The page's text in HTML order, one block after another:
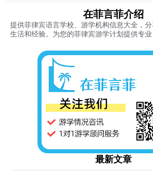
在菲言菲介绍
提供菲律宾语言学校、游学机构信息大全，
生活和经验。为您的菲律宾游学计划提供专业
最新文章